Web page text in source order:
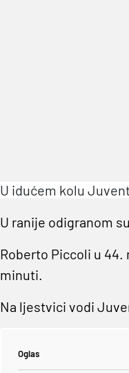
U idućem kolu
U ranije odigranom
Roberto Piccoli u 44.
minuti.
Na ljestvici vodi
Oglas